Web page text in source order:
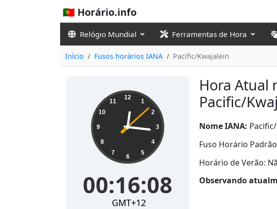
🇵🇹 Horário.info
Relógio Mundial Ferramentas de Hora
Início Fusos horários IANA Pacific/Kwajalein
Hora Atual
Pacific/
00:16:09 12
1
2
3
4
5
6
7
8
9
10
11
00:16:09
GMT+12
Nome IANA:
Fuso Horário
Horário de Verão:
Observando